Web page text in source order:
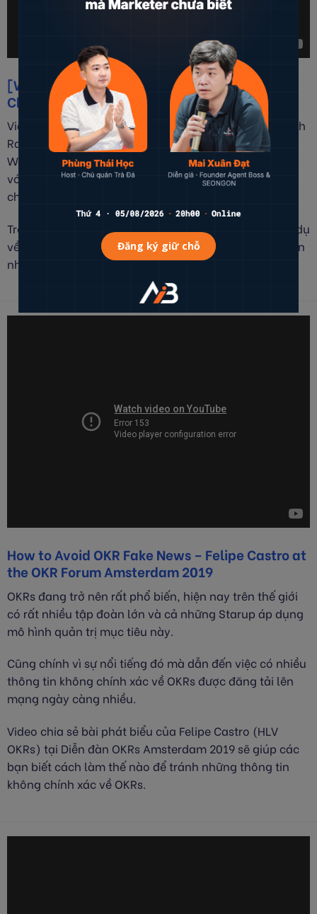
[WARM GUN 2014] Wodtke Consulting,
Christina Wodtke
Video chia sẻ củaChristina Wodtke(Tác giả cuốn sách
Radical Focus – Bí mật của sự tăng trưởng) trong
Warm Gun 2014 về cách hoàn thành các mục tiêu lớn
với Mục tiêu & Kết quả chính (OKRs) thông qua câu
chuyện về một Starup trong cuốn sách của mình.
Trong video này Christina Wodtke cũng đưa ra các ví dụ
về cách áp dụng OKRs thành công của các công ty lớn
như Intel, Google…
How to Avoid OKR Fake News – Felipe Castro at
the OKR Forum Amsterdam 2019
OKRs đang trở nên rất phổ biến, hiện nay trên thế giới
có rất nhiều tập đoàn lớn và cả những Starup áp dụng
mô hình quản trị mục tiêu này.
Cũng chính vì sự nổi tiếng đó mà dẫn đến việc có nhiều
thông tin không chính xác về OKRs được đăng tải lên
mạng ngày càng nhiều.
Video chia sẻ bài phát biểu của Felipe Castro (HLV
OKRs) tại Diễn đàn OKRs Amsterdam 2019 sẽ giúp các
bạn biết cách làm thế nào để tránh những thông tin
không chính xác về OKRs.